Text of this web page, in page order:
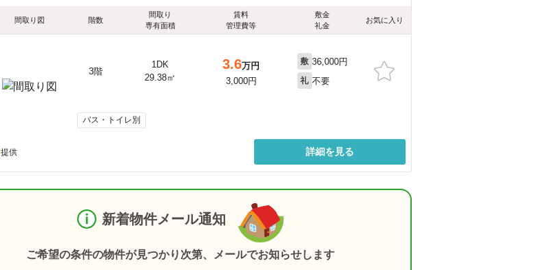
間取り図 階数
間取り
専有面積
賃料
管理費等
敷金
礼金
お気に入り
3階
1DK
29.38㎡
3.6万円
3,000円
敷 36,000円
礼 不要
バス・トイレ別
提供 詳細を見る
新着物件メール通知
ご希望の条件の物件が見つかり次第、メールでお知らせします